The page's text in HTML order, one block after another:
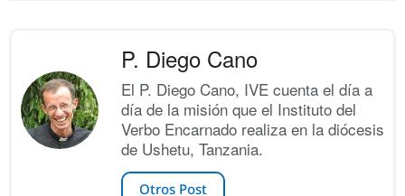
P. Diego Cano
El P. Diego Cano, IVE cuenta el día a
día de la misión que el Instituto del
Verbo Encarnado realiza en la diócesis
de Ushetu, Tanzania.
Otros Post